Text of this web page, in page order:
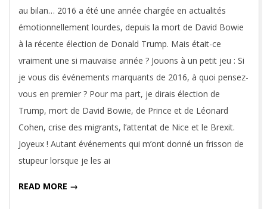
au bilan… 2016 a été une année chargée en actualités
émotionnellement lourdes, depuis la mort de David Bowie
à la récente élection de Donald Trump. Mais était-ce
vraiment une si mauvaise année ? Jouons à un petit jeu : Si
je vous dis événements marquants de 2016, à quoi pensez-
vous en premier ? Pour ma part, je dirais élection de
Trump, mort de David Bowie, de Prince et de Léonard
Cohen, crise des migrants, l’attentat de Nice et le Brexit.
Joyeux ! Autant événements qui m’ont donné un frisson de
stupeur lorsque je les ai
READ MORE →